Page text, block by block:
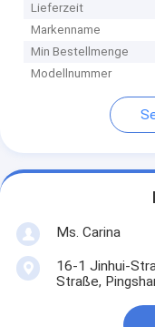
Lieferzeit
Markenname
Min Bestellmenge
Modellnummer
Ms. Carina
16-1 Jinhui-
Straße,